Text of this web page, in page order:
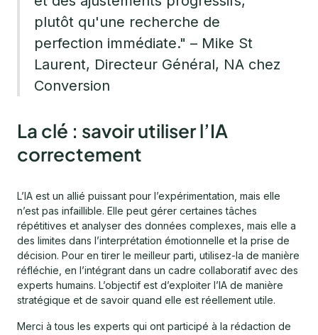
plutôt qu'une recherche de
perfection immédiate." – Mike St
Laurent, Directeur Général, NA chez
Conversion
La clé : savoir utiliser l’IA
correctement
L’IA est un allié puissant pour l’expérimentation, mais elle
n’est pas infaillible. Elle peut gérer certaines tâches
répétitives et analyser des données complexes, mais elle a
des limites dans l’interprétation émotionnelle et la prise de
décision. Pour en tirer le meilleur parti, utilisez-la de manière
réfléchie, en l’intégrant dans un cadre collaboratif avec des
experts humains. L’objectif est d’exploiter l’IA de manière
stratégique et de savoir quand elle est réellement utile.
Merci à tous les experts qui ont participé à la rédaction de